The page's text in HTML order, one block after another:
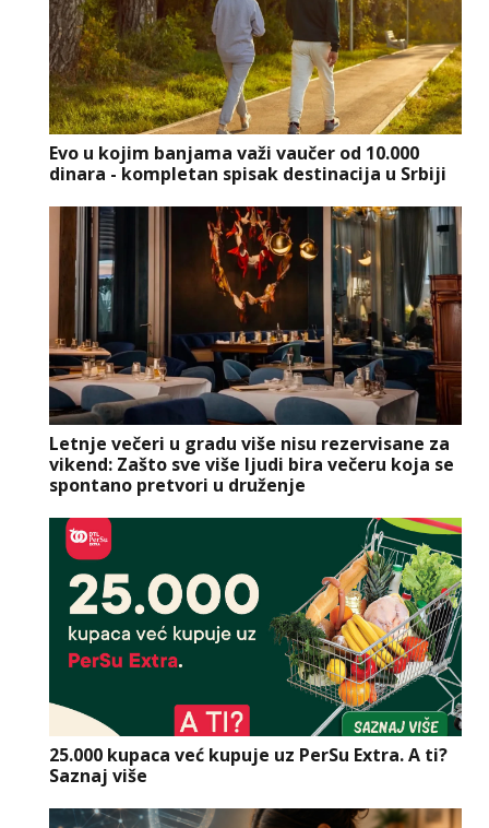
Evo u kojim banjama važi vaučer od 10.000
dinara - kompletan spisak destinacija u Srbiji
Letnje večeri u gradu više nisu rezervisane za
vikend: Zašto sve više ljudi bira večeru koja se
spontano pretvori u druženje
25.000 kupaca već kupuje uz PerSu Extra. A ti?
Saznaj više